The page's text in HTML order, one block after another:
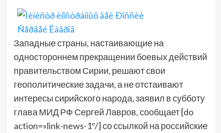
Западные страны, настаивающие на
одностороннем прекращении боевых действий
правительством Сирии, решают свои
геополитические задачи, а не отстаивают
интересы сирийского народа, заявил в субботу
глава МИД РФ Сергей Лавров, сообщает [do
action=»link-news-1″/] со ссылкой на российские